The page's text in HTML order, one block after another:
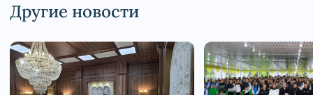
Другие новости